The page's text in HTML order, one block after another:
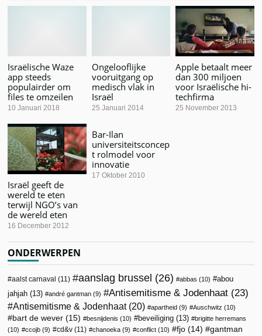
Israëlische Waze
app steeds
populairder om
files te omzeilen
10 Januari 2018
Ongelooflijke
vooruitgang op
medisch vlak in
Israël
25 Januari 2014
Apple betaalt meer
dan 300 miljoen
voor Israëlische hi-
techfirma
25 November 2013
Israël geeft de
wereld te eten
terwijl NGO’s van
de wereld eten
16 December 2012
Bar-Ilan
universiteitsconcep
t rolmodel voor
innovatie
17 Oktober 2010
ONDERWERPEN
aalst carnaval (11) aanslag brussel (26) abbas (10)
abou
jahjah (13) andré gantman (9) Antisemitisme & Jodenhaat (23)
Antisemitisme & Jodenhaat(20) apartheid (9) Auschwitz (10)
bart de wever (15) besnijdenis (10) beveiliging (13)
brigitte herremans
(10)
ccojb (9) cd&v (11) chanoeka (9) conflict (10) fjo (14) gantman